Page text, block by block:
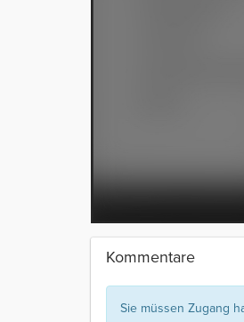
Kommentare
Sie müssen Zugang